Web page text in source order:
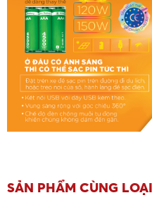
SẢN PHẨM CÙNG LOẠI